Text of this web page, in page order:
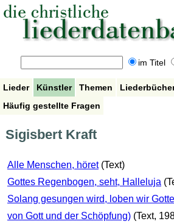
im Titel
Lieder Künstler Themen
Häufig gestellte Fragen
Sigisbert Kraft
Alle Menschen, höret (Text)
Gottes Regenbogen, seht, Halleluja
Solang gesungen wird, loben wir
von Gott und der Schöpfung) (Text,